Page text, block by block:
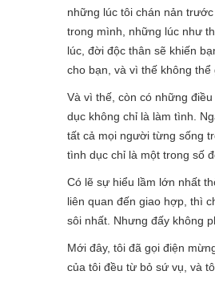
những lúc tôi chán nản
trong mình, những lúc như
lúc, đời độc thân sẽ khiến
cho bạn, và vì thế không
Và vì thế, còn có những
dục không chỉ là làm tình.
tất cả mọi người từng sống
tình dục chỉ là một trong số
Có lẽ sự hiểu lầm lớn nhất
liên quan đến giao hợp, thì
sôi nhất. Nhưng đấy không
Mới đây, tôi đã gọi điện
của tôi đều từ bỏ sứ vụ, và